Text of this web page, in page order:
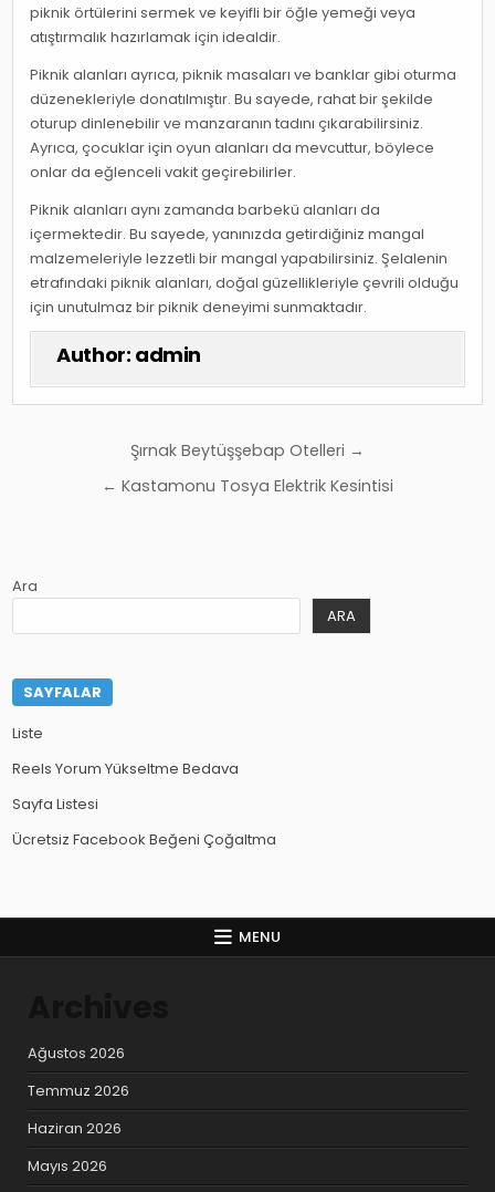
piknik örtülerini sermek ve keyifli bir öğle yemeği veya
atıştırmalık hazırlamak için idealdir.
Piknik alanları ayrıca, piknik masaları ve banklar gibi oturma
düzenekleriyle donatılmıştır. Bu sayede, rahat bir şekilde
oturup dinlenebilir ve manzaranın tadını çıkarabilirsiniz.
Ayrıca, çocuklar için oyun alanları da mevcuttur, böylece
onlar da eğlenceli vakit geçirebilirler.
Piknik alanları aynı zamanda barbekü alanları da
içermektedir. Bu sayede, yanınızda getirdiğiniz mangal
malzemeleriyle lezzetli bir mangal yapabilirsiniz. Şelalenin
etrafındaki piknik alanları, doğal güzellikleriyle çevrili olduğu
için unutulmaz bir piknik deneyimi sunmaktadır.
Author: admin
gezinmesi
Şırnak Beytüşşebap Otelleri →
← Kastamonu Tosya Elektrik Kesintisi
Ara
ARA
SAYFALAR
Liste
Reels Yorum Yükseltme Bedava
Sayfa Listesi
Ücretsiz Facebook Beğeni Çoğaltma
MENU
Ağustos 2026
Temmuz 2026
Haziran 2026
Mayıs 2026